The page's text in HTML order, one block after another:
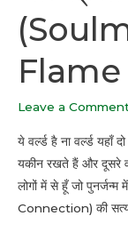
Leave a
ये वर्ल्ड है ना वर्ल्ड यहाँ
यकीन रखते हैं और दूसरे
लोगों में से हूँ जो
Connection) की